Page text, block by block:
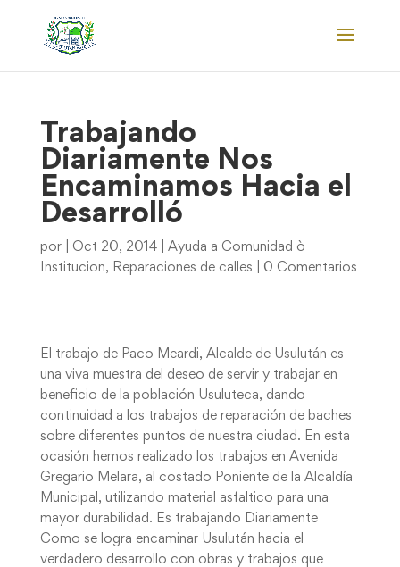
Trabajando
Diariamente Nos
Encaminamos Hacia el
Desarrolló
por Oct 20, 2014| Ayuda a Comunidad ò
Institucion, Reparaciones de calles 0 Comentarios
El trabajo de Paco Meardi, Alcalde de Usulután es
una viva muestra del deseo de servir y trabajar en
beneficio de la población Usuluteca, dando
continuidad a los trabajos de reparación de baches
sobre diferentes puntos de nuestra ciudad. En esta
ocasión hemos realizado los trabajos en Avenida
Gregario Melara, al costado Poniente de la Alcaldía
Municipal, utilizando material asfaltico para una
mayor durabilidad. Es trabajando Diariamente
Como se logra encaminar Usulután hacia el
verdadero desarrollo con obras y trabajos que